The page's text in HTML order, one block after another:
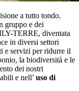
a tutto tondo.
gruppo e dei
TERRE, diventata
in diversi settori
e servizi per ridurre il
la biodiversità e le
dei nostri
e nell’ uso di